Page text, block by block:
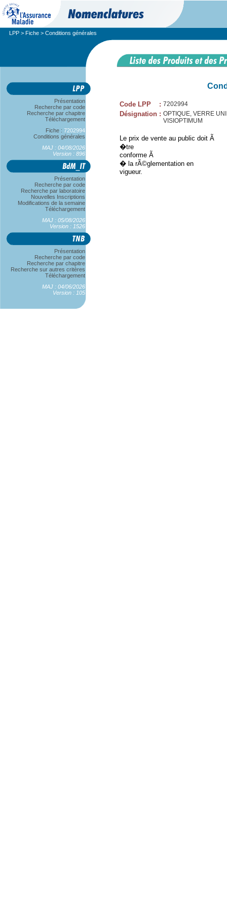
LPP > Fiche > Conditions générales
Présentation
Recherche par code
Recherche par chapitre
Téléchargement
Fiche : 7202994
Conditions générales
MAJ : 04/08/2026
Version : 896
Présentation
Recherche par code
Recherche par laboratoire
Nouvelles Inscriptions
Modifications de la semaine
Téléchargement
MAJ : 05/08/2026
Version : 1526
Présentation
Recherche par code
Recherche par chapitre
Recherche sur autres critères
Téléchargement
MAJ : 04/06/2026
Version : 105
Code LPP : 7202994
Désignation : OPTIQUE, VERRE
VISIOPTIMUM
Le prix de vente au public doit Ã
�tre
conforme Ã
� la rÃ©glementation en
vigueur.